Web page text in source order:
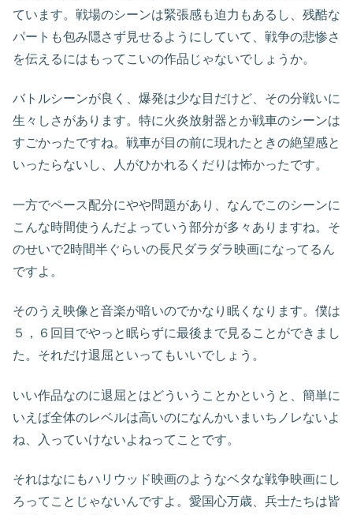
ています。戦場のシーンは緊張感も迫力もあるし、残酷な
パートも包み隠さず見せるようにしていて、戦争の悲惨さ
を伝えるにはもってこいの作品じゃないでしょうか。
バトルシーンが良く、爆発は少な目だけど、その分戦いに
生々しさがあります。特に火炎放射器とか戦車のシーンは
すごかったですね。戦車が目の前に現れたときの絶望感と
いったらないし、人がひかれるくだりは怖かったです。
一方でペース配分にやや問題があり、なんでこのシーンに
こんな時間使うんだよっていう部分が多々ありますね。そ
のせいで2時間半ぐらいの長尺ダラダラ映画になってるん
ですよ。
そのうえ映像と音楽が暗いのでかなり眠くなります。僕は
５，６回目でやっと眠らずに最後まで見ることができまし
た。それだけ退屈といってもいいでしょう。
いい作品なのに退屈とはどういうことかというと、簡単に
いえば全体のレベルは高いのになんかいまいちノレないよ
ね、入っていけないよねってことです。
それはなにもハリウッド映画のようなベタな戦争映画にし
ろってことじゃないんですよ。愛国心万歳、兵士たちは皆